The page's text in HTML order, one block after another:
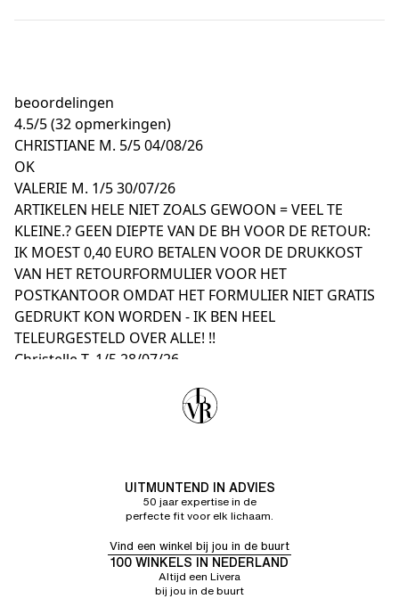
beoordelingen
4.5/5(32 opmerkingen)
CHRISTIANE M. 5/504/08/26
OK
VALERIE M. 1/530/07/26
ARTIKELEN HELE NIET ZOALS GEWOON = VEEL TE
KLEINE.? GEEN DIEPTE VAN DE BH VOOR DE RETOUR:
IK MOEST 0,40 EURO BETALEN VOOR DE DRUKKOST
VAN HET RETOURFORMULIER VOOR HET
POSTKANTOOR OMDAT HET FORMULIER NIET GRATIS
GEDRUKT KON WORDEN - IK BEN HEEL
TELEURGESTELD OVER ALLE! !!
Christelle T. 1/5 28/07/26
Mooie snit. Jammer dat de kant niet genaaid is, hij
Heel mooie beha, prettig om te dragen en goed
UITMUNTEND IN ADVIES
50 jaar expertise in de
perfecte fit voor elk lichaam.
Vind een winkel bij jou in de buurt
100 WINKELS IN NEDERLAND
Altijd een Livera
bij jou in de buurt